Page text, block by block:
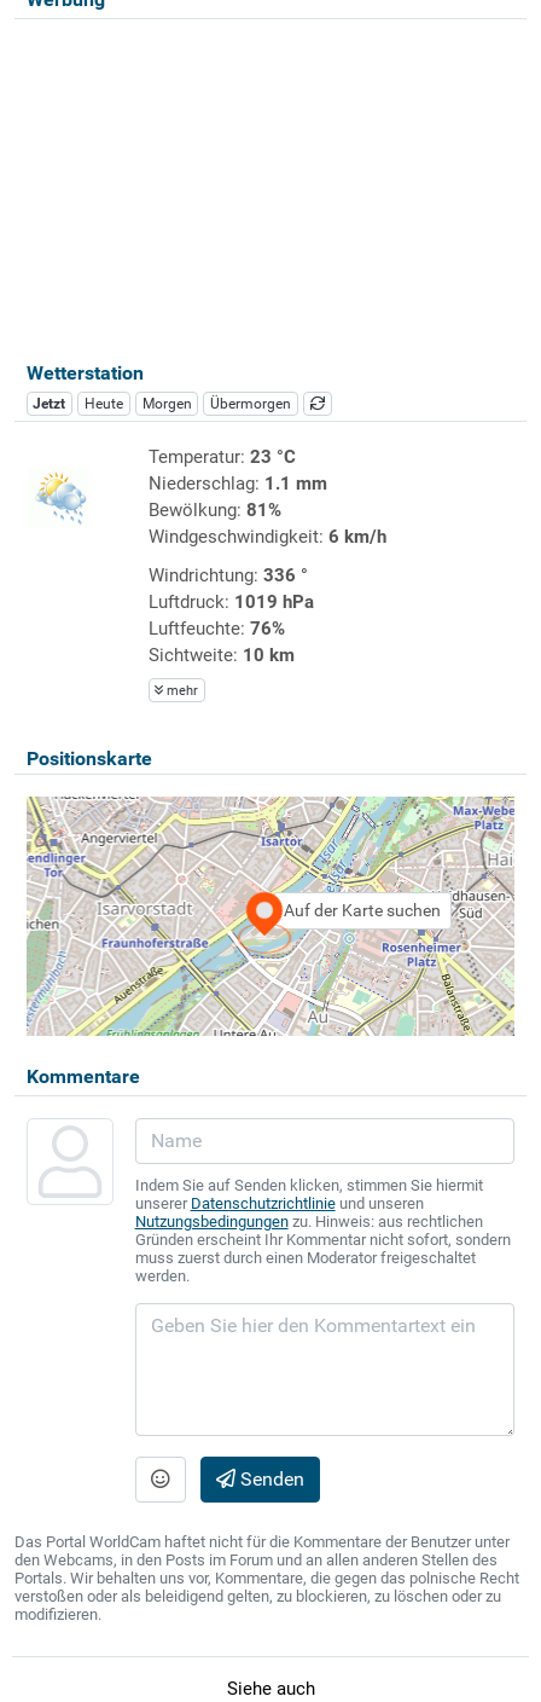
Wetterstation
Jetzt Heute Morgen Übermorgen
Temperatur: 23 °C
Niederschlag: 1.1 mm
Bewölkung: 81%
Windgeschwindigkeit: 6 km/h
Windrichtung: 336 °
Luftdruck: 1019 hPa
Luftfeuchte: 76%
Sichtweite: 10 km
mehr
Positionskarte
Auf der Karte suchen
Kommentare
Indem Sie auf Senden klicken, stimmen Sie hiermit
unserer Datenschutzrichtlinieund unseren
Nutzungsbedingungenzu. Hinweis: aus rechtlichen
Gründen erscheint Ihr Kommentar nicht sofort, sondern
muss zuerst durch einen Moderator freigeschaltet
werden.
Senden
Das Portal WorldCam haftet nicht für die Kommentare der Benutzer unter
den Webcams, in den Posts im Forum und an allen anderen Stellen des
Portals. Wir behalten uns vor, Kommentare, die gegen das polnische Recht
verstoßen oder als beleidigend gelten, zu blockieren, zu löschen oder zu
modifizieren.
Siehe auch